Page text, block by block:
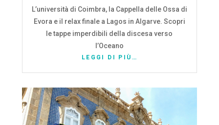
L’università di Coimbra, la Cappella delle Ossa di
Evora e il relax finale a Lagos in Algarve. Scopri
le tappe imperdibili della discesa verso
l’Oceano
LEGGI DI PIÙ…